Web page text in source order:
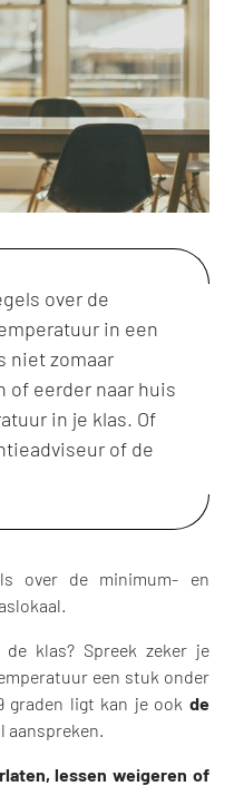
over de
in een
niet zomaar
of eerder naar huis
in je klas. Of
of de
over de minimum- en
klas? Spreek zeker je
een stuk onder
graden ligt kan je ook de
aanspreken.
lessen weigeren of